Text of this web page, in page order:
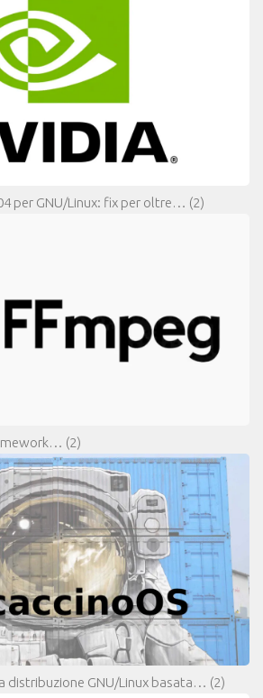
per GNU/Linux: fix per oltre… (2)
(2)
distribuzione GNU/Linux basata… (2)